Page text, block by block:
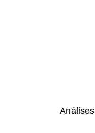
Análises